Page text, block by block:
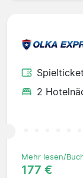
2
Mehr lesen/
177 €